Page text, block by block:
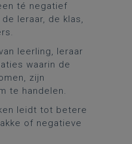
té negatief
leraar, de klas,
leerling, leraar
waarin de
zijn
te handelen.
leidt tot betere
of negatieve